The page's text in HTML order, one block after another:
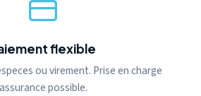
flexible
ou virement. Prise en charge
assurance possible.